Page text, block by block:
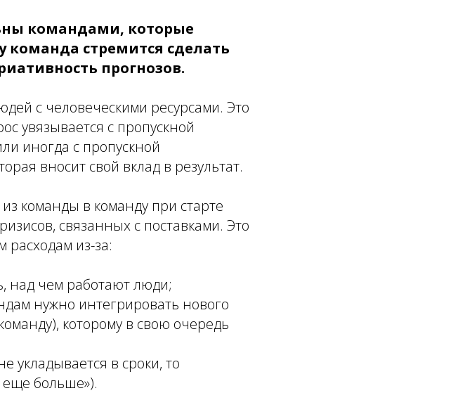
командами, которые
стремится сделать
прогнозов.
с человеческими ресурсами. Это
увязывается с пропускной
иногда с пропускной
вносит свой вклад в результат.
команды в команду при старте
связанных с поставками. Это
расходам из-за:
над чем работают люди;
нужно интегрировать нового
которому в свою очередь
укладывается в сроки, то
больше»).